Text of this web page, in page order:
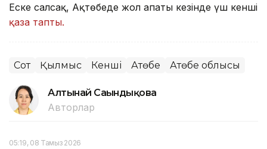
Еске салсақ, Ақтөбеде жол апаты кезінде үш кенші
қаза тапты.
Сот Қылмыс Кенші Ақтөбе Ақтөбе облысы
Алтынай Сағындықова
Авторлар
05:19, 08 Тамыз 2026